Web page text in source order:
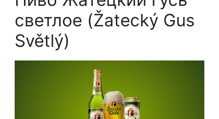
светлое (Žatecký Gus
Světlý)